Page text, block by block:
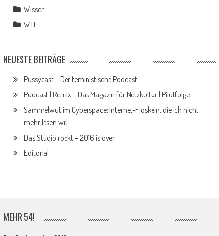
Wissen
WTF
NEUESTE BEITRÄGE
Pussycast – Der feministische Podcast
Podcast | Remix – Das Magazin für Netzkultur | Pilotfolge
Sammelwut im Cyberspace: Internet-Floskeln, die ich nicht
mehr lesen will
Das Studio rockt – 2016 is over
Editorial
MEHR 54!